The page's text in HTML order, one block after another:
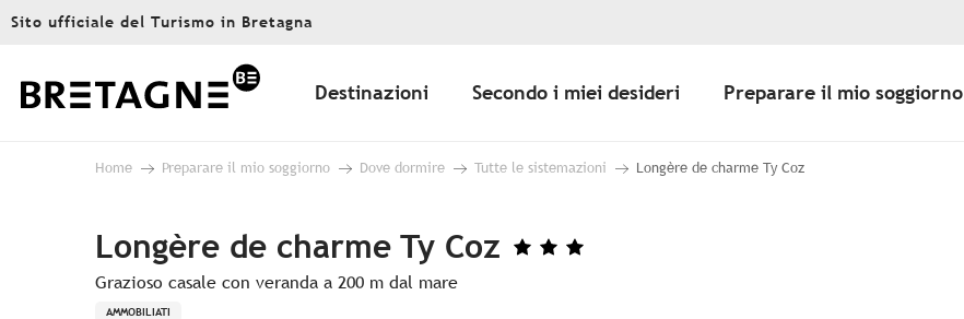
Aller
principal
Sito ufficiale del Turismo in Bretagna
Destinazioni Secondo i miei desideri Preparare il mio soggiorno
Home Preparare il mio soggiorno Dove dormire Tutte le sistemazioni Longère de charme Ty Coz
Longère de charme Ty Coz
Grazioso casale con veranda a 200 m dal mare
AMMOBILIATI